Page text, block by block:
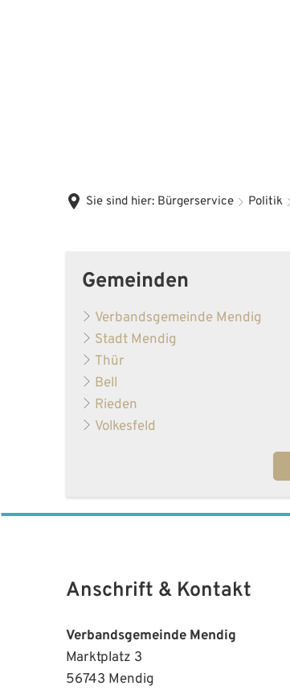
Sie sind hier: Bürgerservice Politik
Gemeinden und Ortsrecht
Gemeinden
Verbandsgemeinde Mendig
Stadt Mendig
Thür
Bell
Rieden
Volkesfeld
Anschrift & Kontakt
Verbandsgemeinde Mendig
Marktplatz 3
56743 Mendig